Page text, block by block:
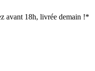
premium garantie !